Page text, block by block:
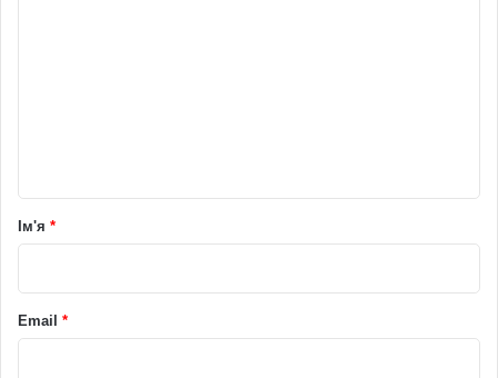
рІм'я *
Email *